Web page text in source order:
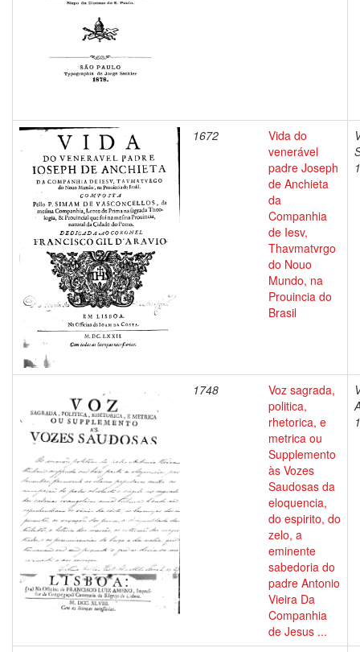
1672
Vida do
venerável
padre Joseph
de Anchieta
da
Companhia
de Iesv,
Thavmatvrgo
do Nouo
Mundo, na
Prouincia do
Brasil
1748
Voz sagrada,
politica,
rhetorica, e
metrica ou
Supplemento
às Vozes
Saudosas da
eloquencia,
do espirito, do
zelo, a
eminente
sabedoria do
padre Antonio
Vieira Da
Companhia
de Jesus ...